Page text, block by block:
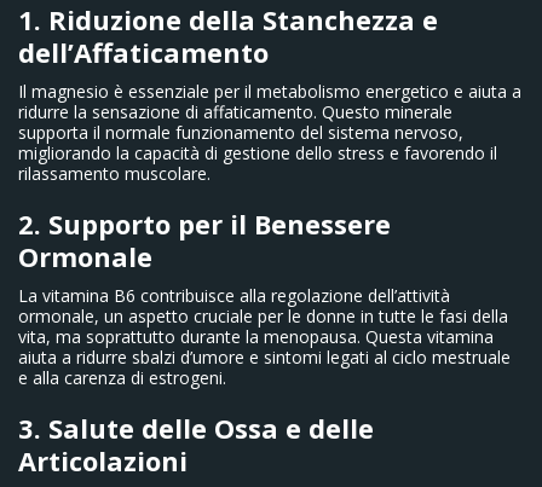
1. Riduzione della Stanchezza e
dell’Affaticamento
Il magnesio è essenziale per il metabolismo energetico e aiuta a
ridurre la sensazione di affaticamento. Questo minerale
supporta il normale funzionamento del sistema nervoso,
migliorando la capacità di gestione dello stress e favorendo il
rilassamento muscolare.
2. Supporto per il Benessere
Ormonale
La vitamina B6 contribuisce alla regolazione dell’attività
ormonale, un aspetto cruciale per le donne in tutte le fasi della
vita, ma soprattutto durante la menopausa. Questa vitamina
aiuta a ridurre sbalzi d’umore e sintomi legati al ciclo mestruale
e alla carenza di estrogeni.
3. Salute delle Ossa e delle
Articolazioni